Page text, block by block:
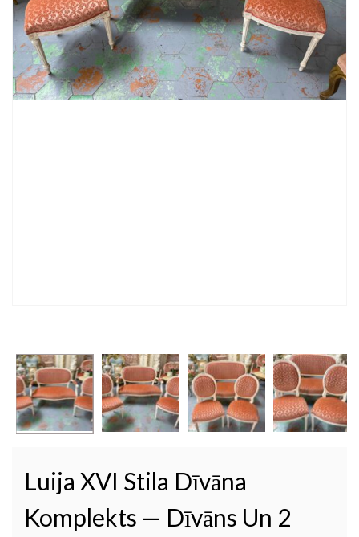
Luija XVI Stila Dīvāna
Komplekts — Dīvāns Un 2